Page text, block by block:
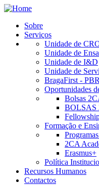
Skip
main
content
Public
Sobre
Serviços
Unidade de
Unidade de
Unidade de I&D
Unidade de
BragaFirst -
Oportunidades
Bolsas
Formação e
2CA
Erasmus+
Política
Recursos Humanos
Contactos